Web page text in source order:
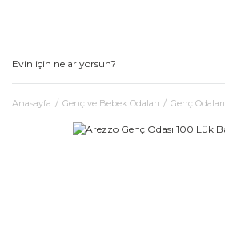
Anasayfa Genç ve Bebek Odaları Genç Odaları